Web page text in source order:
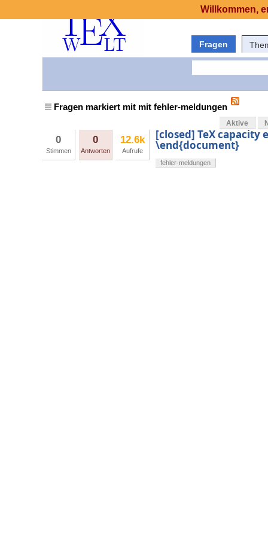
Fragen
Fragen markiert mit mit fehler-meldungen
Aktive
0
Stimmen
0
Antworten
12.6k
Aufrufe
[closed] TeX capacity
\end{document}
fehler-meldungen
Willkommen,